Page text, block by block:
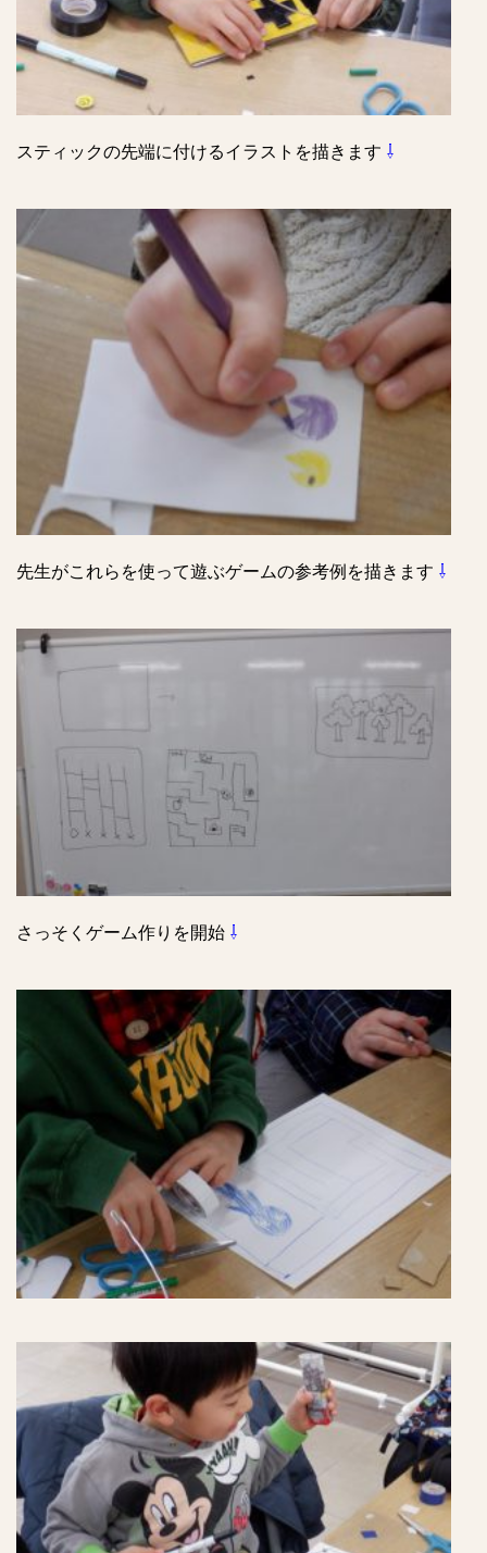
スティックの先端に付けるイラストを描きます ⇩
先生がこれらを使って遊ぶゲームの参考例を描きます ⇩
さっそくゲーム作りを開始 ⇩